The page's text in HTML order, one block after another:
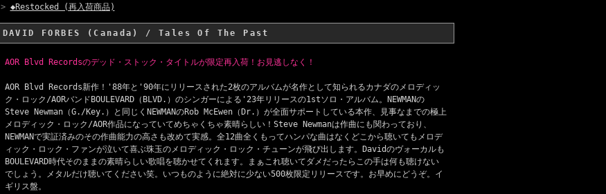
> ◆Restocked (再入荷商品)
DAVID FORBES (Canada) / Tales Of The Past
AOR Blvd Recordsのデッド・ストック・タイトルが限定再入荷！お見逃しなく！
AOR Blvd Records新作！'88年と'90年にリリースされた2枚のアルバムが名作として知られるカナダのメロディッ
ク・ロック/AORバンドBOULEVARD（BLVD.）のシンガーによる'23年リリースの1stソロ・アルバム。NEWMANの
Steve Newman（G./Key.）と同じくNEWMANのRob McEwen（Dr.）が全面サポートしている本作、見事なまでの極上
メロディック・ロック/AOR作品になっていてめちゃくちゃ素晴らしい！Steve Newmanは作曲にも関わっており、
NEWMANで実証済みのその作曲能力の高さも改めて実感。全12曲全くもってハンパな曲はなくどこから聴いてもメロデ
ィック・ロック・ファンが泣いて喜ぶ珠玉のメロディック・ロック・チューンが飛び出します。Davidのヴォーカルも
BOULEVARD時代そのままの素晴らしい歌唱を聴かせてくれます。まぁこれ聴いてダメだったらこの手は何も聴けない
でしょう。メタルだけ聴いてください笑。いつものように絶対に少ない500枚限定リリースです。お早めにどうぞ。イ
ギリス盤。